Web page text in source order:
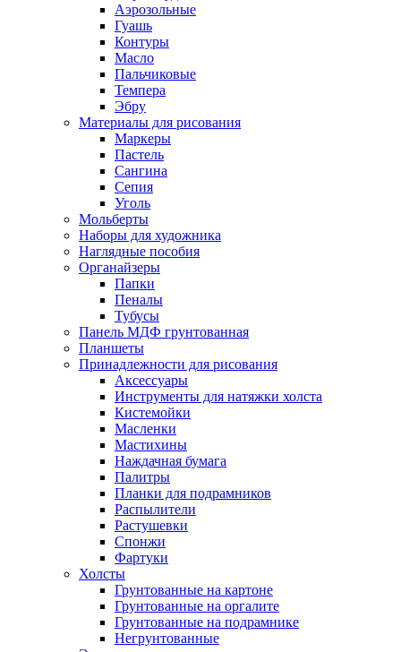
Аэрозольные
Гуашь
Контуры
Масло
Пальчиковые
Темпера
Эбру
Материалы для рисования
Маркеры
Пастель
Сангина
Сепия
Уголь
Мольберты
Наборы для художника
Наглядные пособия
Органайзеры
Папки
Пеналы
Тубусы
Панель МДФ грунтованная
Планшеты
Принадлежности для рисования
Аксессуары
Инструменты для натяжки холста
Кистемойки
Масленки
Мастихины
Наждачная бумага
Палитры
Планки для подрамников
Распылители
Растушевки
Спонжи
Фартуки
Холсты
Грунтованные на картоне
Грунтованные на оргалите
Грунтованные на подрамнике
Негрунтованные